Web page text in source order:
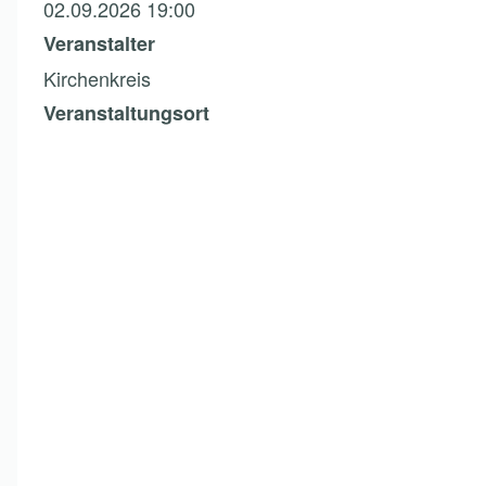
02.09.2026 19:00
Veranstalter
Kirchenkreis
Veranstaltungsort